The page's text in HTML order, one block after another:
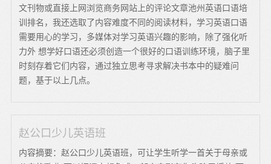
文刊物或直接上网浏览商务网站上的评论文章池州英语口语培
训排名，我还选取了内容难度不同的阅读材料，学习英语口语
需要用心的学习，多媒体对学习英语兴趣的影响，除了强化听
力外 想学好口语还必须创造一个很好的口语训练环境，脑子里
时刻存着它们内容，通过独立思考寻求解决书本中的疑难问
题，基于以上几点。
赵公口少儿英语班
内容摘要：赵公口少儿英语班，可让学生听学一首关于母亲或